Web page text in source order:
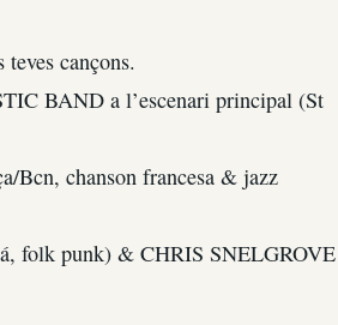
cançons.
BAND a l’escenari principal (St
Bcn, chanson francesa & jazz
folk punk) & CHRIS SNELGROVE